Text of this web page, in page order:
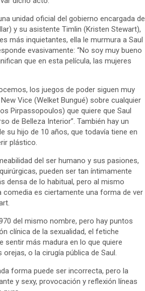
unidad oficial del gobierno encargada de
y su asistente Timlin (Kristen Stewart),
más inquietantes, ella le murmura a Saul
evasivamente: “No soy muy bueno
que en esta película, las mujeres
los juegos de poder siguen muy
Vice (Welket Bungué) sobre cualquier
Pirpassopoulos) que quiere que Saul
de Belleza Interior”. También hay un
su hijo de 10 años, que todavía tiene en
plástico.
del ser humano y sus pasiones,
pueden ser tan íntimamente
densa de lo habitual, pero al mismo
comedia es ciertamente una forma de ver
del mismo nombre, pero hay puntos
clínica de la sexualidad, el fetiche
sentir más madura en lo que quiere
o la cirugía pública de Saul.
forma puede ser incorrecta, pero la
y sexy, provocación y reflexión líneas